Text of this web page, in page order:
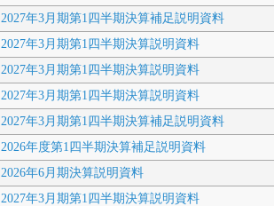
2027年3月期第1四半期決算補足説明資料
2027年3月期第1四半期決算説明資料
2027年3月期第1四半期決算説明資料
2027年3月期第1四半期決算説明資料
2027年3月期第1四半期決算補足説明資料
2026年度第1四半期決算補足説明資料
2026年6月期決算説明資料
2027年3月期第1四半期決算説明資料